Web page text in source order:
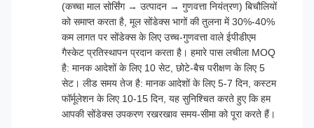
(कच्चा माल सोर्सिंग → उत्पादन → गुणवत्ता नियंत्रण) बिचौलियों
को समाप्त करता है, मूल सोंडेक्स भागों की तुलना में 30%-40%
कम लागत पर सोंडेक्स के लिए उच्च-गुणवत्ता वाले ईपीडीएम
गैस्केट प्रतिस्थापन प्रदान करता है। हमारे पास लचीला MOQ
है: मानक आदेशों के लिए 10 सेट, छोटे-बैच परीक्षण के लिए 5
सेट। लीड समय तेज है: मानक आदेशों के लिए 5-7 दिन, कस्टम
फॉर्मूलेशन के लिए 10-15 दिन, यह सुनिश्चित करते हुए कि हम
आपकी सोंडेक्स उपकरण रखरखाव समय-सीमा को पूरा करते हैं।